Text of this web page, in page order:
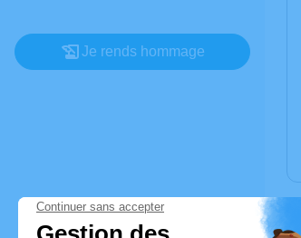
Je rends hommage